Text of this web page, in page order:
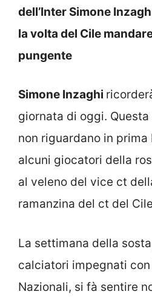
dell’Inter Simone
la volta del Cile
pungente
Simone Inzaghi
giornata di oggi.
non riguardano in prima
alcuni giocatori della
al veleno del vice ct
ramanzina del ct del
La settimana della
calciatori impegnati
Nazionali, si fà sentire